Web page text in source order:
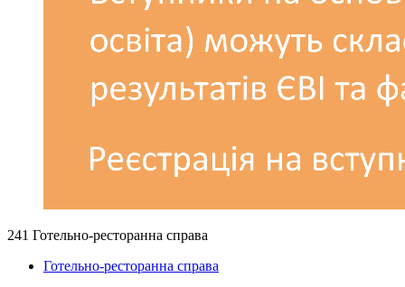
241 Готельно-ресторанна справа
Готельно-ресторанна справа